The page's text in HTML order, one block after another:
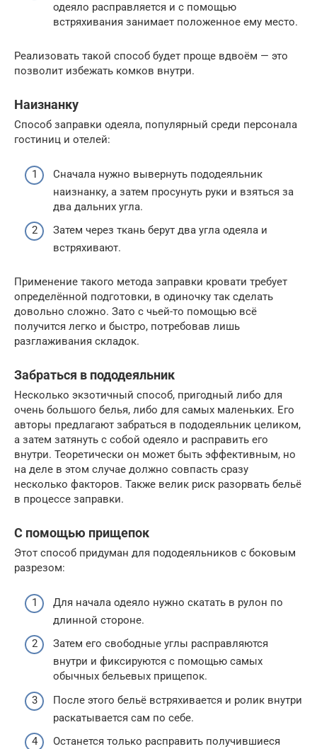
одеяло расправляется и с помощью
встряхивания занимает положенное ему место.
Реализовать такой способ будет проще вдвоём — это
позволит избежать комков внутри.
Наизнанку
Способ заправки одеяла, популярный среди персонала
гостиниц и отелей:
Сначала нужно вывернуть пододеяльник
наизнанку, а затем просунуть руки и взяться за
два дальних угла.
Затем через ткань берут два угла одеяла и
встряхивают.
Применение такого метода заправки кровати требует
определённой подготовки, в одиночку так сделать
довольно сложно. Зато с чьей-то помощью всё
получится легко и быстро, потребовав лишь
разглаживания складок.
Забраться в пододеяльник
Несколько экзотичный способ, пригодный либо для
очень большого белья, либо для самых маленьких. Его
авторы предлагают забраться в пододеяльник целиком,
а затем затянуть с собой одеяло и расправить его
внутри. Теоретически он может быть эффективным, но
на деле в этом случае должно совпасть сразу
несколько факторов. Также велик риск разорвать бельё
в процессе заправки.
С помощью прищепок
Этот способ придуман для пододеяльников с боковым
разрезом:
Для начала одеяло нужно скатать в рулон по
длинной стороне.
Затем его свободные углы расправляются
внутри и фиксируются с помощью самых
обычных бельевых прищепок.
После этого бельё встряхивается и ролик внутри
раскатывается сам по себе.
Останется только расправить получившиеся